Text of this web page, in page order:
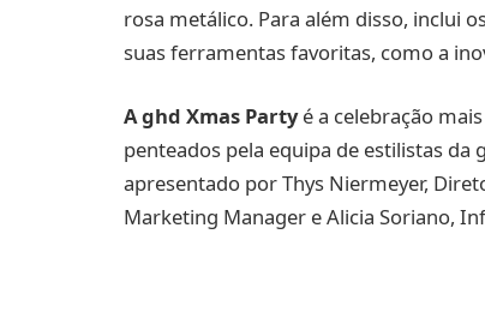
rosa metálico. Para além disso, inclui
suas ferramentas favoritas, como a
A ghd Xmas Partyé a celebração
penteados pela equipa de estilistas da
apresentado por Thys Niermeyer,
Marketing Manager e Alicia Soriano,